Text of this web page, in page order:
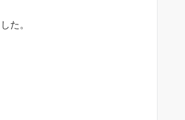
た。